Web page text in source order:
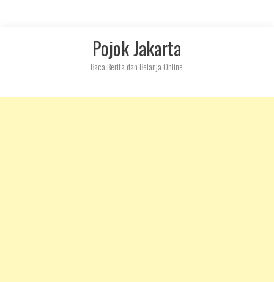
Pojok Jakarta
Baca Berita dan Belanja Online